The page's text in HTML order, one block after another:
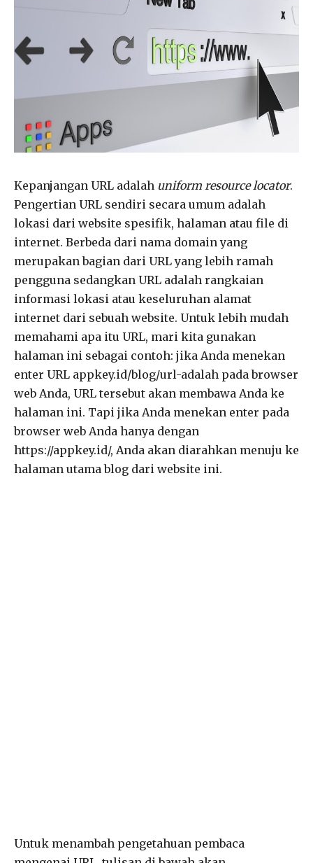
Kepanjangan URL adalah uniform resource locator.
Pengertian URL sendiri secara umum adalah
lokasi dari website spesifik, halaman atau file di
internet. Berbeda dari nama domain yang
merupakan bagian dari URL yang lebih ramah
pengguna sedangkan URL adalah rangkaian
informasi lokasi atau keseluruhan alamat
internet dari sebuah website. Untuk lebih mudah
memahami apa itu URL, mari kita gunakan
halaman ini sebagai contoh: jika Anda menekan
enter URL appkey.id/blog/url-adalah pada browser
web Anda, URL tersebut akan membawa Anda ke
halaman ini. Tapi jika Anda menekan enter pada
browser web Anda hanya dengan
https://appkey.id/, Anda akan diarahkan menuju ke
halaman utama blog dari website ini.
Untuk menambah pengetahuan pembaca